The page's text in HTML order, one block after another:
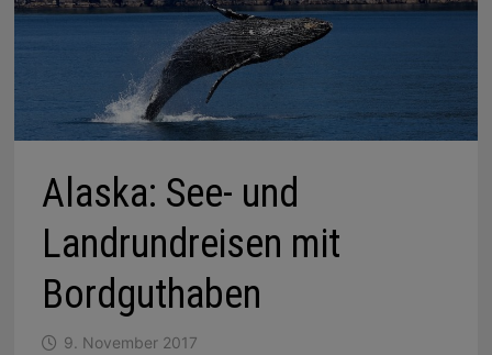
Alaska: See- und
Landrundreisen mit
Bordguthaben
9. November 2017